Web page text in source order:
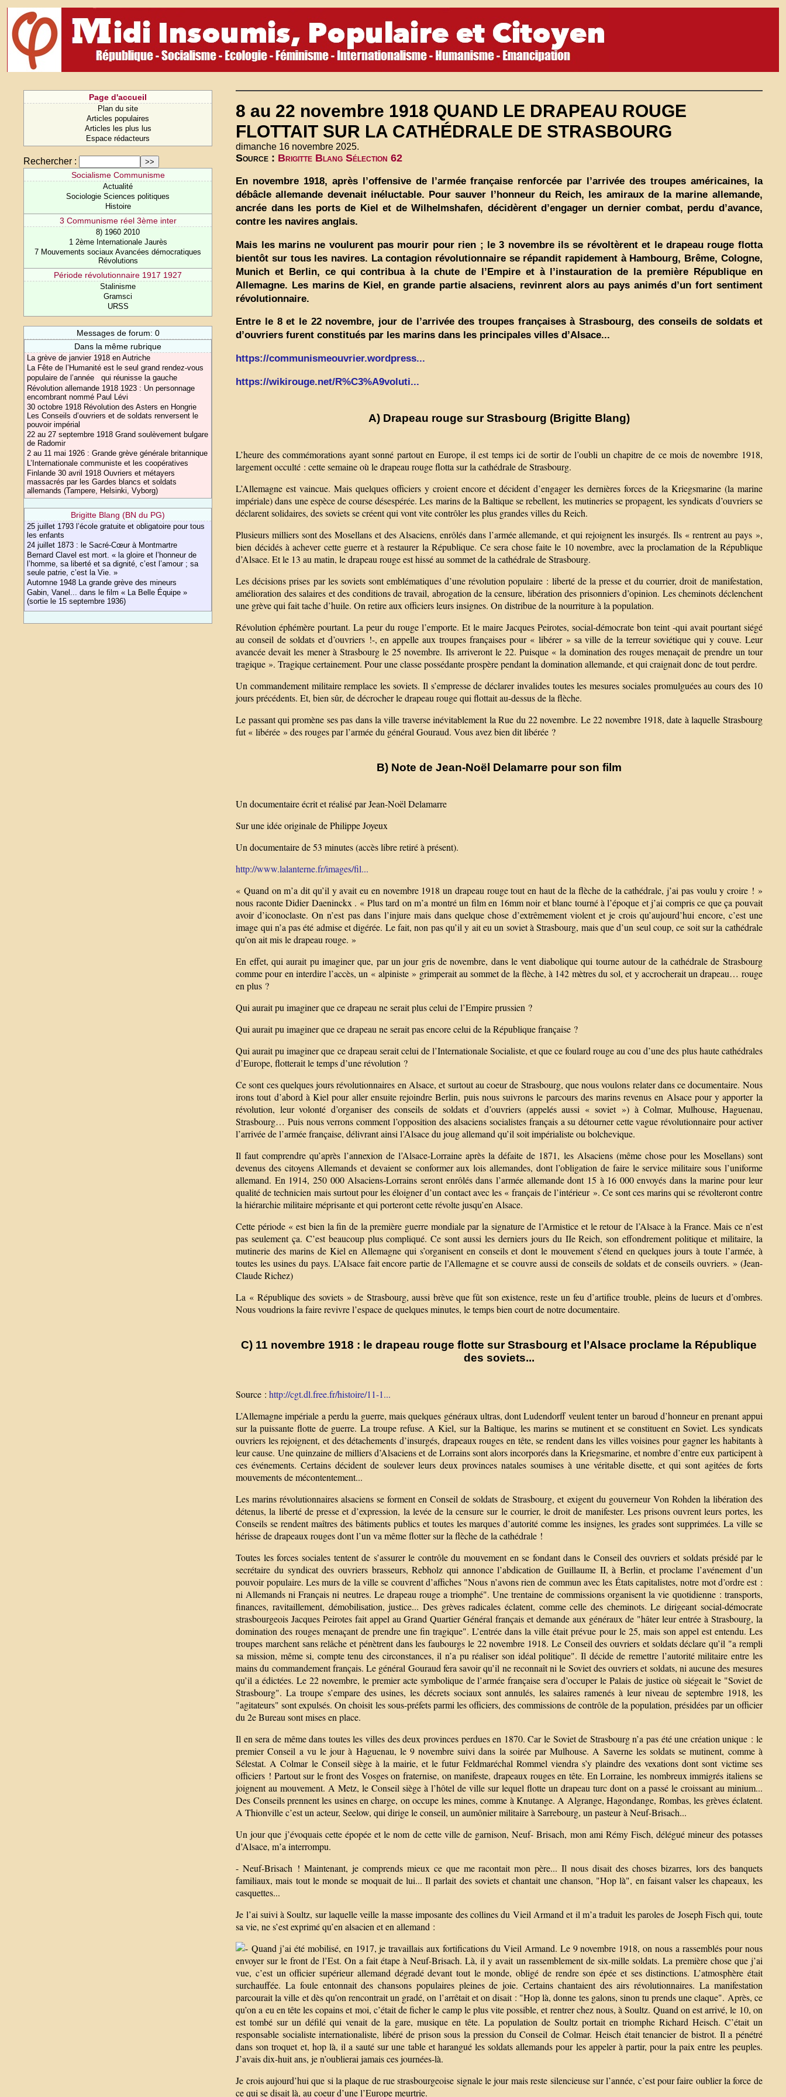
Page d'accueil
Plan du site
Articles populaires
Articles les plus lus
Espace rédacteurs
Rechercher :
Socialisme Communisme
Actualité
Sociologie Sciences politiques
Histoire
3 Communisme réel 3ème inter
8) 1960 2010
1 2ème Internationale Jaurès
7 Mouvements sociaux Avancées démocratiques
Révolutions
Période révolutionnaire 1917 1927
Stalinisme
Gramsci
URSS
Messages de forum: 0
Dans la même rubrique
La grève de janvier 1918 en Autriche
La Fête de l’Humanité est le seul grand rendez-vous
populaire de l’année qui réunisse la gauche
Révolution allemande 1918 1923 : Un personnage
encombrant nommé Paul Lévi
30 octobre 1918 Révolution des Asters en Hongrie
Les Conseils d’ouvriers et de soldats renversent le
pouvoir impérial
22 au 27 septembre 1918 Grand soulèvement bulgare
de Radomir
2 au 11 mai 1926 : Grande grève générale britannique
L’Internationale communiste et les coopératives
Finlande 30 avril 1918 Ouvriers et métayers
massacrés par les Gardes blancs et soldats
allemands (Tampere, Helsinki, Vyborg)
Brigitte Blang (BN du PG)
25 juillet 1793 l’école gratuite et obligatoire pour tous
les enfants
24 juillet 1873 : le Sacré-Cœur à Montmartre
Bernard Clavel est mort. « la gloire et l’honneur de
l’homme, sa liberté et sa dignité, c’est l’amour ; sa
seule patrie, c’est la Vie. »
Automne 1948 La grande grève des mineurs
Gabin, Vanel... dans le film « La Belle Équipe »
(sortie le 15 septembre 1936)
8 au 22 novembre 1918 QUAND LE DRAPEAU ROUGE
FLOTTAIT SUR LA CATHÉDRALE DE STRASBOURG
dimanche 16 novembre 2025.
Source : Brigitte Blang Sélection 62
En novembre 1918, après l’offensive de l’armée française renforcée par l’arrivée des troupes américaines, la
débâcle allemande devenait inéluctable. Pour sauver l’honneur du Reich, les amiraux de la marine allemande,
ancrée dans les ports de Kiel et de Wilhelmshafen, décidèrent d’engager un dernier combat, perdu d’avance,
contre les navires anglais.
Mais les marins ne voulurent pas mourir pour rien ; le 3 novembre ils se révoltèrent et le drapeau rouge flotta
bientôt sur tous les navires. La contagion révolutionnaire se répandit rapidement à Hambourg, Brême, Cologne,
Munich et Berlin, ce qui contribua à la chute de l’Empire et à l’instauration de la première République en
Allemagne. Les marins de Kiel, en grande partie alsaciens, revinrent alors au pays animés d’un fort sentiment
révolutionnaire.
Entre le 8 et le 22 novembre, jour de l’arrivée des troupes françaises à Strasbourg, des conseils de soldats et
d’ouvriers furent constitués par les marins dans les principales villes d’Alsace...
https://communismeouvrier.wordpress...
https://wikirouge.net/R%C3%A9voluti...
A) Drapeau rouge sur Strasbourg (Brigitte Blang)
L’heure des commémorations ayant sonné partout en Europe, il est temps ici de sortir de l’oubli un chapitre de ce mois de novembre 1918,
largement occulté : cette semaine où le drapeau rouge flotta sur la cathédrale de Strasbourg.
L’Allemagne est vaincue. Mais quelques officiers y croient encore et décident d’engager les dernières forces de la Kriegsmarine (la marine
impériale) dans une espèce de course désespérée. Les marins de la Baltique se rebellent, les mutineries se propagent, les syndicats d’ouvriers se
déclarent solidaires, des soviets se créent qui vont vite contrôler les plus grandes villes du Reich.
Plusieurs milliers sont des Mosellans et des Alsaciens, enrôlés dans l’armée allemande, et qui rejoignent les insurgés. Ils « rentrent au pays »,
bien décidés à achever cette guerre et à restaurer la République. Ce sera chose faite le 10 novembre, avec la proclamation de la République
d’Alsace. Et le 13 au matin, le drapeau rouge est hissé au sommet de la cathédrale de Strasbourg.
Les décisions prises par les soviets sont emblématiques d’une révolution populaire : liberté de la presse et du courrier, droit de manifestation,
amélioration des salaires et des conditions de travail, abrogation de la censure, libération des prisonniers d’opinion. Les cheminots déclenchent
une grève qui fait tache d’huile. On retire aux officiers leurs insignes. On distribue de la nourriture à la population.
Révolution éphémère pourtant. La peur du rouge l’emporte. Et le maire Jacques Peirotes, social-démocrate bon teint -qui avait pourtant siégé
au conseil de soldats et d’ouvriers !-, en appelle aux troupes françaises pour « libérer » sa ville de la terreur soviétique qui y couve. Leur
avancée devait les mener à Strasbourg le 25 novembre. Ils arriveront le 22. Puisque « la domination des rouges menaçait de prendre un tour
tragique ». Tragique certainement. Pour une classe possédante prospère pendant la domination allemande, et qui craignait donc de tout perdre.
Un commandement militaire remplace les soviets. Il s’empresse de déclarer invalides toutes les mesures sociales promulguées au cours des 10
jours précédents. Et, bien sûr, de décrocher le drapeau rouge qui flottait au-dessus de la flèche.
Le passant qui promène ses pas dans la ville traverse inévitablement la Rue du 22 novembre. Le 22 novembre 1918, date à laquelle Strasbourg
fut « libérée » des rouges par l’armée du général Gouraud. Vous avez bien dit libérée ?
B) Note de Jean-Noël Delamarre pour son film
Un documentaire écrit et réalisé par Jean-Noël Delamarre
Sur une idée originale de Philippe Joyeux
Un documentaire de 53 minutes (accès libre retiré à présent).
http://www.lalanterne.fr/images/fil...
« Quand on m’a dit qu’il y avait eu en novembre 1918 un drapeau rouge tout en haut de la flèche de la cathédrale, j’ai pas voulu y croire ! »
nous raconte Didier Daeninckx . « Plus tard on m’a montré un film en 16mm noir et blanc tourné à l’époque et j’ai compris ce que ça pouvait
avoir d’iconoclaste. On n’est pas dans l’injure mais dans quelque chose d’extrêmement violent et je crois qu’aujourd’hui encore, c’est une
image qui n’a pas été admise et digérée. Le fait, non pas qu’il y ait eu un soviet à Strasbourg, mais que d’un seul coup, ce soit sur la cathédrale
qu’on ait mis le drapeau rouge. »
En effet, qui aurait pu imaginer que, par un jour gris de novembre, dans le vent diabolique qui tourne autour de la cathédrale de Strasbourg
comme pour en interdire l’accès, un « alpiniste » grimperait au sommet de la flèche, à 142 mètres du sol, et y accrocherait un drapeau… rouge
en plus ?
Qui aurait pu imaginer que ce drapeau ne serait plus celui de l’Empire prussien ?
Qui aurait pu imaginer que ce drapeau ne serait pas encore celui de la République française ?
Qui aurait pu imaginer que ce drapeau serait celui de l’Internationale Socialiste, et que ce foulard rouge au cou d’une des plus haute cathédrales
d’Europe, flotterait le temps d’une révolution ?
Ce sont ces quelques jours révolutionnaires en Alsace, et surtout au coeur de Strasbourg, que nous voulons relater dans ce documentaire. Nous
irons tout d’abord à Kiel pour aller ensuite rejoindre Berlin, puis nous suivrons le parcours des marins revenus en Alsace pour y apporter la
révolution, leur volonté d’organiser des conseils de soldats et d’ouvriers (appelés aussi « soviet ») à Colmar, Mulhouse, Haguenau,
Strasbourg… Puis nous verrons comment l’opposition des alsaciens socialistes français a su détourner cette vague révolutionnaire pour activer
l’arrivée de l’armée française, délivrant ainsi l’Alsace du joug allemand qu’il soit impérialiste ou bolchevique.
Il faut comprendre qu’après l’annexion de l’Alsace-Lorraine après la défaite de 1871, les Alsaciens (même chose pour les Mosellans) sont
devenus des citoyens Allemands et devaient se conformer aux lois allemandes, dont l’obligation de faire le service militaire sous l’uniforme
allemand. En 1914, 250 000 Alsaciens-Lorrains seront enrôlés dans l’armée allemande dont 15 à 16 000 envoyés dans la marine pour leur
qualité de technicien mais surtout pour les éloigner d’un contact avec les « français de l’intérieur ». Ce sont ces marins qui se révolteront contre
la hiérarchie militaire méprisante et qui porteront cette révolte jusqu’en Alsace.
Cette période « est bien la fin de la première guerre mondiale par la signature de l’Armistice et le retour de l’Alsace à la France. Mais ce n’est
pas seulement ça. C’est beaucoup plus compliqué. Ce sont aussi les derniers jours du IIe Reich, son effondrement politique et militaire, la
mutinerie des marins de Kiel en Allemagne qui s’organisent en conseils et dont le mouvement s’étend en quelques jours à toute l’armée, à
toutes les usines du pays. L’Alsace fait encore partie de l’Allemagne et se couvre aussi de conseils de soldats et de conseils ouvriers. » (Jean-
Claude Richez)
La « République des soviets » de Strasbourg, aussi brève que fût son existence, reste un feu d’artifice trouble, pleins de lueurs et d’ombres.
Nous voudrions la faire revivre l’espace de quelques minutes, le temps bien court de notre documentaire.
C) 11 novembre 1918 : le drapeau rouge flotte sur Strasbourg et l’Alsace proclame la République
des soviets...
Source :http://cgt.dl.free.fr/histoire/11-1...
L’Allemagne impériale a perdu la guerre, mais quelques généraux ultras, dont Ludendorff veulent tenter un baroud d’honneur en prenant appui
sur la puissante flotte de guerre. La troupe refuse. A Kiel, sur la Baltique, les marins se mutinent et se constituent en Soviet. Les syndicats
ouvriers les rejoignent, et des détachements d’insurgés, drapeaux rouges en tête, se rendent dans les villes voisines pour gagner les habitants à
leur cause. Une quinzaine de milliers d’Alsaciens et de Lorrains sont alors incorporés dans la Kriegsmarine, et nombre d’entre eux participent à
ces événements. Certains décident de soulever leurs deux provinces natales soumises à une véritable disette, et qui sont agitées de forts
mouvements de mécontentement...
Les marins révolutionnaires alsaciens se forment en Conseil de soldats de Strasbourg, et exigent du gouverneur Von Rohden la libération des
détenus, la liberté de presse et d’expression, la levée de la censure sur le courrier, le droit de manifester. Les prisons ouvrent leurs portes, les
Conseils se rendent maîtres des bâtiments publics et toutes les marques d’autorité comme les insignes, les grades sont supprimées. La ville se
hérisse de drapeaux rouges dont l’un va même flotter sur la flèche de la cathédrale !
Toutes les forces sociales tentent de s’assurer le contrôle du mouvement en se fondant dans le Conseil des ouvriers et soldats présidé par le
secrétaire du syndicat des ouvriers brasseurs, Rebholz qui annonce l’abdication de Guillaume II, à Berlin, et proclame l’avénement d’un
pouvoir populaire. Les murs de la ville se couvrent d’affiches "Nous n’avons rien de commun avec les États capitalistes, notre mot d’ordre est :
ni Allemands ni Français ni neutres. Le drapeau rouge a triomphé". Une trentaine de commissions organisent la vie quotidienne : transports,
finances, ravitaillement, démobilisation, justice... Des grèves radicales éclatent, comme celle des cheminots. Le dirigeant social-démocrate
strasbourgeois Jacques Peirotes fait appel au Grand Quartier Général français et demande aux généraux de "hâter leur entrée à Strasbourg, la
domination des rouges menaçant de prendre une fin tragique". L’entrée dans la ville était prévue pour le 25, mais son appel est entendu. Les
troupes marchent sans relâche et pénètrent dans les faubourgs le 22 novembre 1918. Le Conseil des ouvriers et soldats déclare qu’il "a rempli
sa mission, même si, compte tenu des circonstances, il n’a pu réaliser son idéal politique". Il décide de remettre l’autorité militaire entre les
mains du commandement français. Le général Gouraud fera savoir qu’il ne reconnaît ni le Soviet des ouvriers et soldats, ni aucune des mesures
qu’il a édictées. Le 22 novembre, le premier acte symbolique de l’armée française sera d’occuper le Palais de justice où siégeait le "Soviet de
Strasbourg". La troupe s’empare des usines, les décrets sociaux sont annulés, les salaires ramenés à leur niveau de septembre 1918, les
"agitateurs" sont expulsés. On choisit les sous-préfets parmi les officiers, des commissions de contrôle de la population, présidées par un officier
du 2e Bureau sont mises en place.
Il en sera de même dans toutes les villes des deux provinces perdues en 1870. Car le Soviet de Strasbourg n’a pas été une création unique : le
premier Conseil a vu le jour à Haguenau, le 9 novembre suivi dans la soirée par Mulhouse. A Saverne les soldats se mutinent, comme à
Sélestat. A Colmar le Conseil siège à la mairie, et le futur Feldmaréchal Rommel viendra s’y plaindre des vexations dont sont victime ses
officiers ! Partout sur le front des Vosges on fraternise, on manifeste, drapeaux rouges en tête. En Lorraine, les nombreux immigrés italiens se
joignent au mouvement. A Metz, le Conseil siège à l’hôtel de ville sur lequel flotte un drapeau turc dont on a passé le croissant au minium...
Des Conseils prennent les usines en charge, on occupe les mines, comme à Knutange. A Algrange, Hagondange, Rombas, les grèves éclatent.
A Thionville c’est un acteur, Seelow, qui dirige le conseil, un aumônier militaire à Sarrebourg, un pasteur à Neuf-Brisach...
Un jour que j’évoquais cette épopée et le nom de cette ville de garnison, Neuf- Brisach, mon ami Rémy Fisch, délégué mineur des potasses
d’Alsace, m’a interrompu.
- Neuf-Brisach ! Maintenant, je comprends mieux ce que me racontait mon père... Il nous disait des choses bizarres, lors des banquets
familiaux, mais tout le monde se moquait de lui... Il parlait des soviets et chantait une chanson, "Hop là", en faisant valser les chapeaux, les
casquettes...
Je l’ai suivi à Soultz, sur laquelle veille la masse imposante des collines du Vieil Armand et il m’a traduit les paroles de Joseph Fisch qui, toute
sa vie, ne s’est exprimé qu’en alsacien et en allemand :
Quand j’ai été mobilisé, en 1917, je travaillais aux fortifications du Vieil Armand. Le 9 novembre 1918, on nous a rassemblés pour nous
envoyer sur le front de l’Est. On a fait étape à Neuf-Brisach. Là, il y avait un rassemblement de six-mille soldats. La première chose que j’ai
vue, c’est un officier supérieur allemand dégradé devant tout le monde, obligé de rendre son épée et ses distinctions. L’atmosphère était
surchauffée. La foule entonnait des chansons populaires pleines de joie. Certains chantaient des airs révolutionnaires. La manifestation
parcourait la ville et dès qu’on rencontrait un gradé, on l’arrêtait et on disait : "Hop là, donne tes galons, sinon tu prends une claque". Après, ce
qu’on a eu en tête les copains et moi, c’était de ficher le camp le plus vite possible, et rentrer chez nous, à Soultz. Quand on est arrivé, le 10, on
est tombé sur un défilé qui venait de la gare, musique en tête. La population de Soultz portait en triomphe Richard Heisch. C’était un
responsable socialiste internationaliste, libéré de prison sous la pression du Conseil de Colmar. Heisch était tenancier de bistrot. Il a pénétré
dans son troquet et, hop là, il a sauté sur une table et harangué les soldats allemands pour les appeler à partir, pour la paix entre les peuples.
J’avais dix-huit ans, je n’oublierai jamais ces journées-là.
Je crois aujourd’hui que si la plaque de rue strasbourgeoise signale le jour mais reste silencieuse sur l’année, c’est pour faire oublier la force de
ce qui se disait là, au coeur d’une l’Europe meurtrie.